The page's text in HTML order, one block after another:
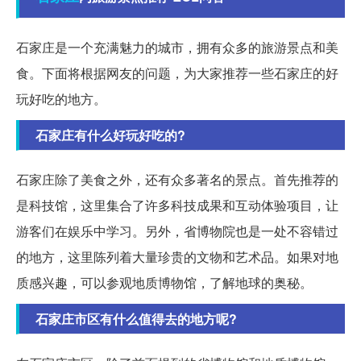
石家庄是一个充满魅力的城市，拥有众多的旅游景点和美
食。下面将根据网友的问题，为大家推荐一些石家庄的好
玩好吃的地方。
石家庄有什么好玩好吃的?
石家庄除了美食之外，还有众多著名的景点。首先推荐的
是科技馆，这里集合了许多科技成果和互动体验项目，让
游客们在娱乐中学习。另外，省博物院也是一处不容错过
的地方，这里陈列着大量珍贵的文物和艺术品。如果对地
质感兴趣，可以参观地质博物馆，了解地球的奥秘。
石家庄市区有什么值得去的地方呢?